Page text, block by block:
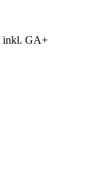
inkl. GA+